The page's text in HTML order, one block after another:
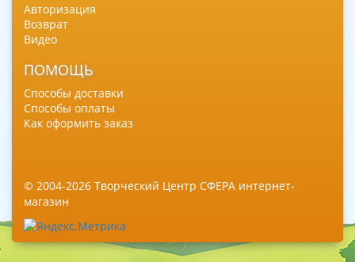
Авторизация
Возврат
Видео
ПОМОЩЬ
Способы доставки
Способы оплаты
Как оформить заказ
© 2004-2026 Творческий Центр СФЕРА интернет-
магазин